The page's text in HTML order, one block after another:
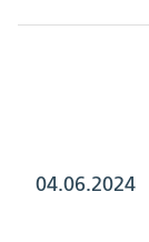
04.06.2024